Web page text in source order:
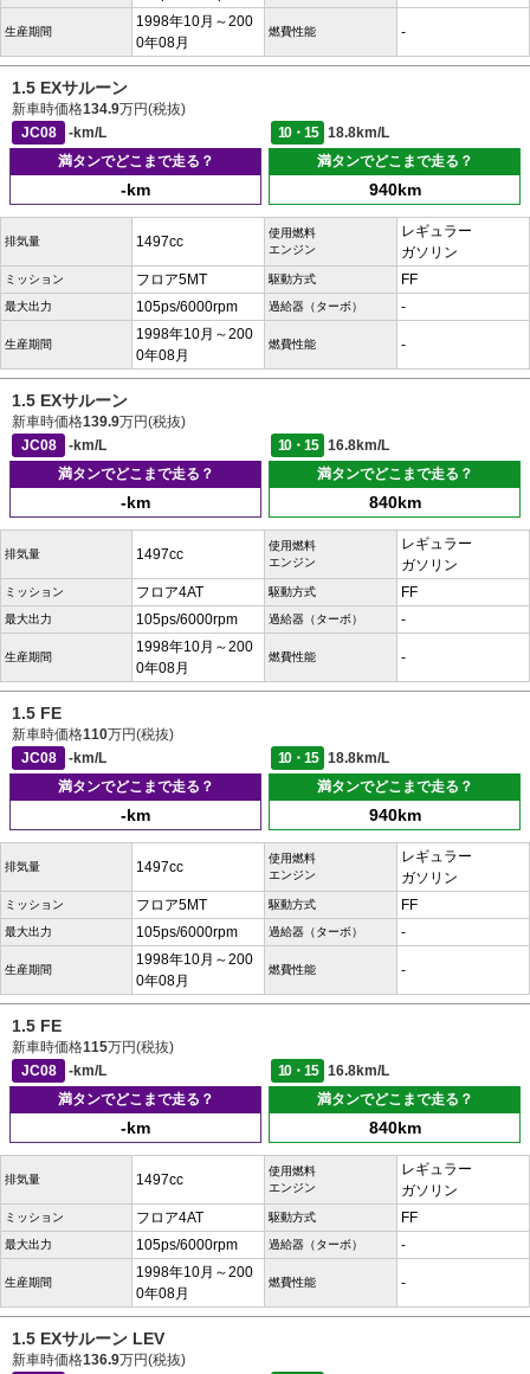
生産期間
1998年10月～200
0年08月
燃費性能 -
1.5 EXサルーン
新車時価格134.9万円(税抜)
JC08
-km/L 10・15
18.8km/L
満タンでどこまで走る？
-km
満タンでどこまで走る？
940km
排気量 1497cc
使用燃料
エンジン
レギュラー
ガソリン
ミッション フロア5MT 駆動方式 FF
最大出力 105ps/6000rpm 過給器（ターボ） -
生産期間
1998年10月～200
0年08月
燃費性能 -
1.5 EXサルーン
新車時価格139.9万円(税抜)
JC08
-km/L 10・15
16.8km/L
満タンでどこまで走る？
-km
満タンでどこまで走る？
840km
排気量 1497cc
使用燃料
エンジン
レギュラー
ガソリン
ミッション フロア4AT 駆動方式 FF
最大出力 105ps/6000rpm 過給器（ターボ） -
生産期間
1998年10月～200
0年08月
燃費性能 -
1.5 FE
新車時価格110万円(税抜)
JC08
-km/L 10・15
18.8km/L
満タンでどこまで走る？
-km
満タンでどこまで走る？
940km
排気量 1497cc
使用燃料
エンジン
レギュラー
ガソリン
ミッション フロア5MT 駆動方式 FF
最大出力 105ps/6000rpm 過給器（ターボ） -
生産期間
1998年10月～200
0年08月
燃費性能 -
1.5 FE
新車時価格115万円(税抜)
JC08
-km/L 10・15
16.8km/L
満タンでどこまで走る？
-km
満タンでどこまで走る？
840km
排気量 1497cc
使用燃料
エンジン
レギュラー
ガソリン
ミッション フロア4AT 駆動方式 FF
最大出力 105ps/6000rpm 過給器（ターボ） -
生産期間
1998年10月～200
0年08月
燃費性能 -
1.5 EXサルーン LEV
新車時価格136.9万円(税抜)